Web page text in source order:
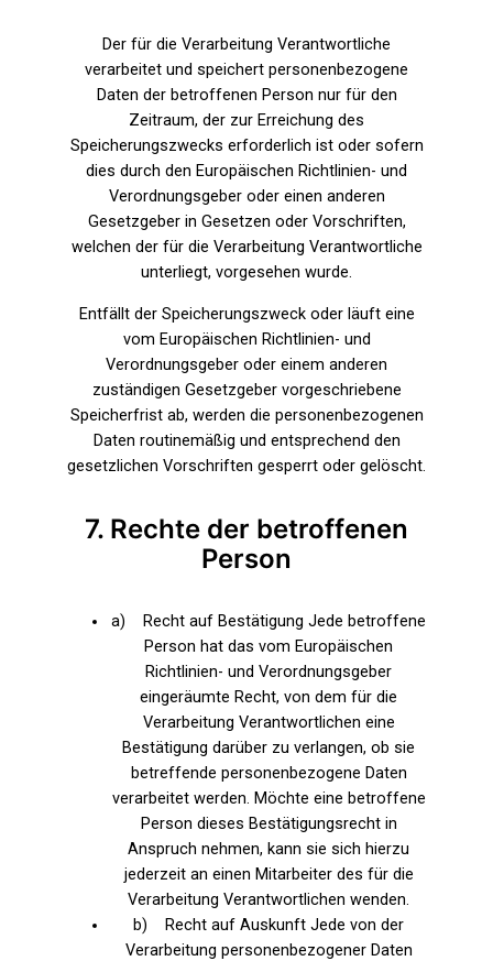
Der für die Verarbeitung Verantwortliche
verarbeitet und speichert personenbezogene
Daten der betroffenen Person nur für den
Zeitraum, der zur Erreichung des
Speicherungszwecks erforderlich ist oder sofern
dies durch den Europäischen Richtlinien- und
Verordnungsgeber oder einen anderen
Gesetzgeber in Gesetzen oder Vorschriften,
welchen der für die Verarbeitung Verantwortliche
unterliegt, vorgesehen wurde.
Entfällt der Speicherungszweck oder läuft eine
vom Europäischen Richtlinien- und
Verordnungsgeber oder einem anderen
zuständigen Gesetzgeber vorgeschriebene
Speicherfrist ab, werden die personenbezogenen
Daten routinemäßig und entsprechend den
gesetzlichen Vorschriften gesperrt oder gelöscht.
7. Rechte der betroffenen
Person
a) Recht auf Bestätigung Jede betroffene
Person hat das vom Europäischen
Richtlinien- und Verordnungsgeber
eingeräumte Recht, von dem für die
Verarbeitung Verantwortlichen eine
Bestätigung darüber zu verlangen, ob sie
betreffende personenbezogene Daten
verarbeitet werden. Möchte eine betroffene
Person dieses Bestätigungsrecht in
Anspruch nehmen, kann sie sich hierzu
jederzeit an einen Mitarbeiter des für die
Verarbeitung Verantwortlichen wenden.
b) Recht auf Auskunft Jede von der
Verarbeitung personenbezogener Daten